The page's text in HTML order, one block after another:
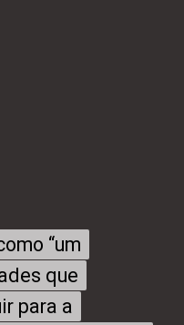
“um
que
para a
“um
que
para a